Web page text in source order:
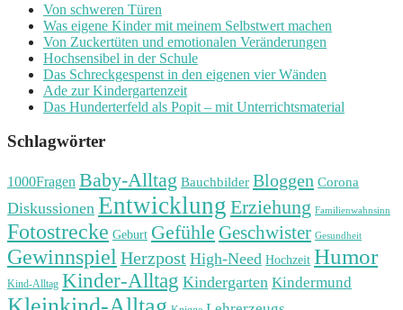
Von schweren Türen
Was eigene Kinder mit meinem Selbstwert machen
Von Zuckertüten und emotionalen Veränderungen
Hochsensibel in der Schule
Das Schreckgespenst in den eigenen vier Wänden
Ade zur Kindergartenzeit
Das Hunderterfeld als Popit – mit Unterrichtsmaterial
Schlagwörter
1000Fragen Baby-Alltag Bauchbilder Bloggen Corona
Diskussionen Entwicklung Erziehung Familienwahnsinn
Fotostrecke Geburt Gefühle Geschwister Gesundheit
Gewinnspiel Herzpost High-Need Hochzeit Humor
Kind-Alltag Kinder-Alltag Kindergarten Kindermund